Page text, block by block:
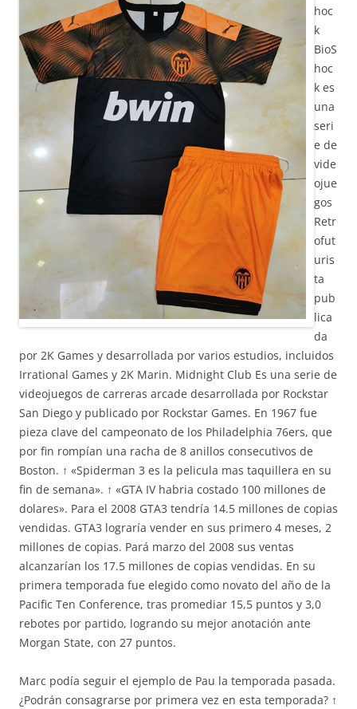
hoc
k
BioS
hoc
k es
una
seri
e de
vide
ojue
gos
Retr
ofut
uris
ta
pub
lica
da
por 2K Games y desarrollada por varios estudios, incluidos
Irrational Games y 2K Marin. Midnight Club Es una serie de
videojuegos de carreras arcade desarrollada por Rockstar
San Diego y publicado por Rockstar Games. En 1967 fue
pieza clave del campeonato de los Philadelphia 76ers, que
por fin rompían una racha de 8 anillos consecutivos de
Boston. ↑ «Spiderman 3 es la pelicula mas taquillera en su
fin de semana». ↑ «GTA IV habria costado 100 millones de
dolares». Para el 2008 GTA3 tendría 14.5 millones de copias
vendidas. GTA3 lograría vender en sus primero 4 meses, 2
millones de copias. Pará marzo del 2008 sus ventas
alcanzarían los 17.5 millones de copias vendidas. En su
primera temporada fue elegido como novato del año de la
Pacific Ten Conference, tras promediar 15,5 puntos y 3,0
rebotes por partido, logrando su mejor anotación ante
Morgan State, con 27 puntos.
Marc podía seguir el ejemplo de Pau la temporada pasada.
¿Podrán consagrarse por primera vez en esta temporada? ↑